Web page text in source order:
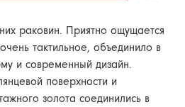
раковин. Приятно ощущается
тактильное, объединило в
и современный дизайн.
поверхности и
золота соединились в